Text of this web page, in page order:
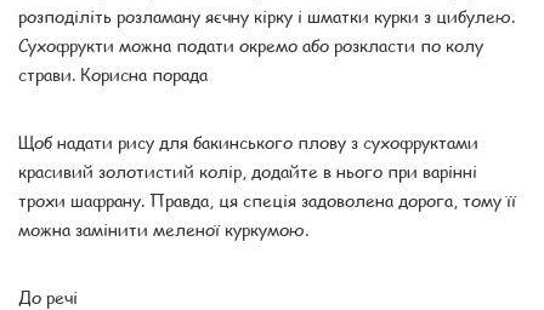
розподіліть розламану яєчну кірку і шматки курки з цибулею.
Сухофрукти можна подати окремо або розкласти по колу
страви. Корисна порада
Щоб надати рису для бакинського плову з сухофруктами
красивий золотистий колір, додайте в нього при варінні
трохи шафрану. Правда, ця спеція задоволена дорога, тому її
можна замінити меленої куркумою.
До речі